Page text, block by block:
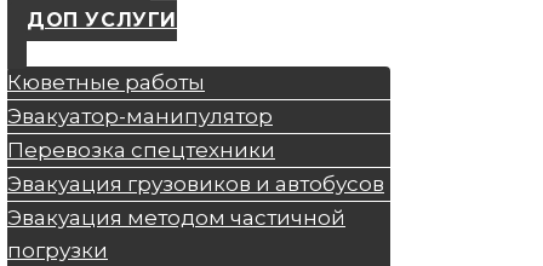
ДОП УСЛУГИ
Кюветные работы
Эвакуатор-манипулятор
Перевозка спецтехники
Эвакуация грузовиков и автобусов
Эвакуация методом частичной
погрузки